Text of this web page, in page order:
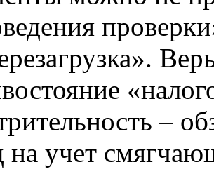
–
на учет